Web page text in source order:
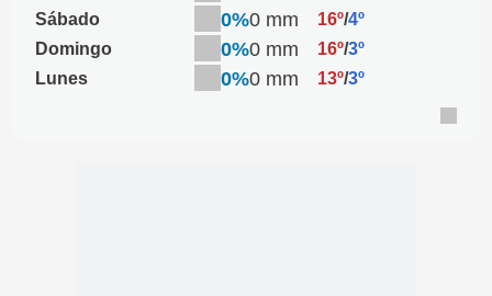
Sábado
0%0 mm 16º/4º
Domingo
0%0 mm 16º/3º
Lunes
0%0 mm 13º/3º